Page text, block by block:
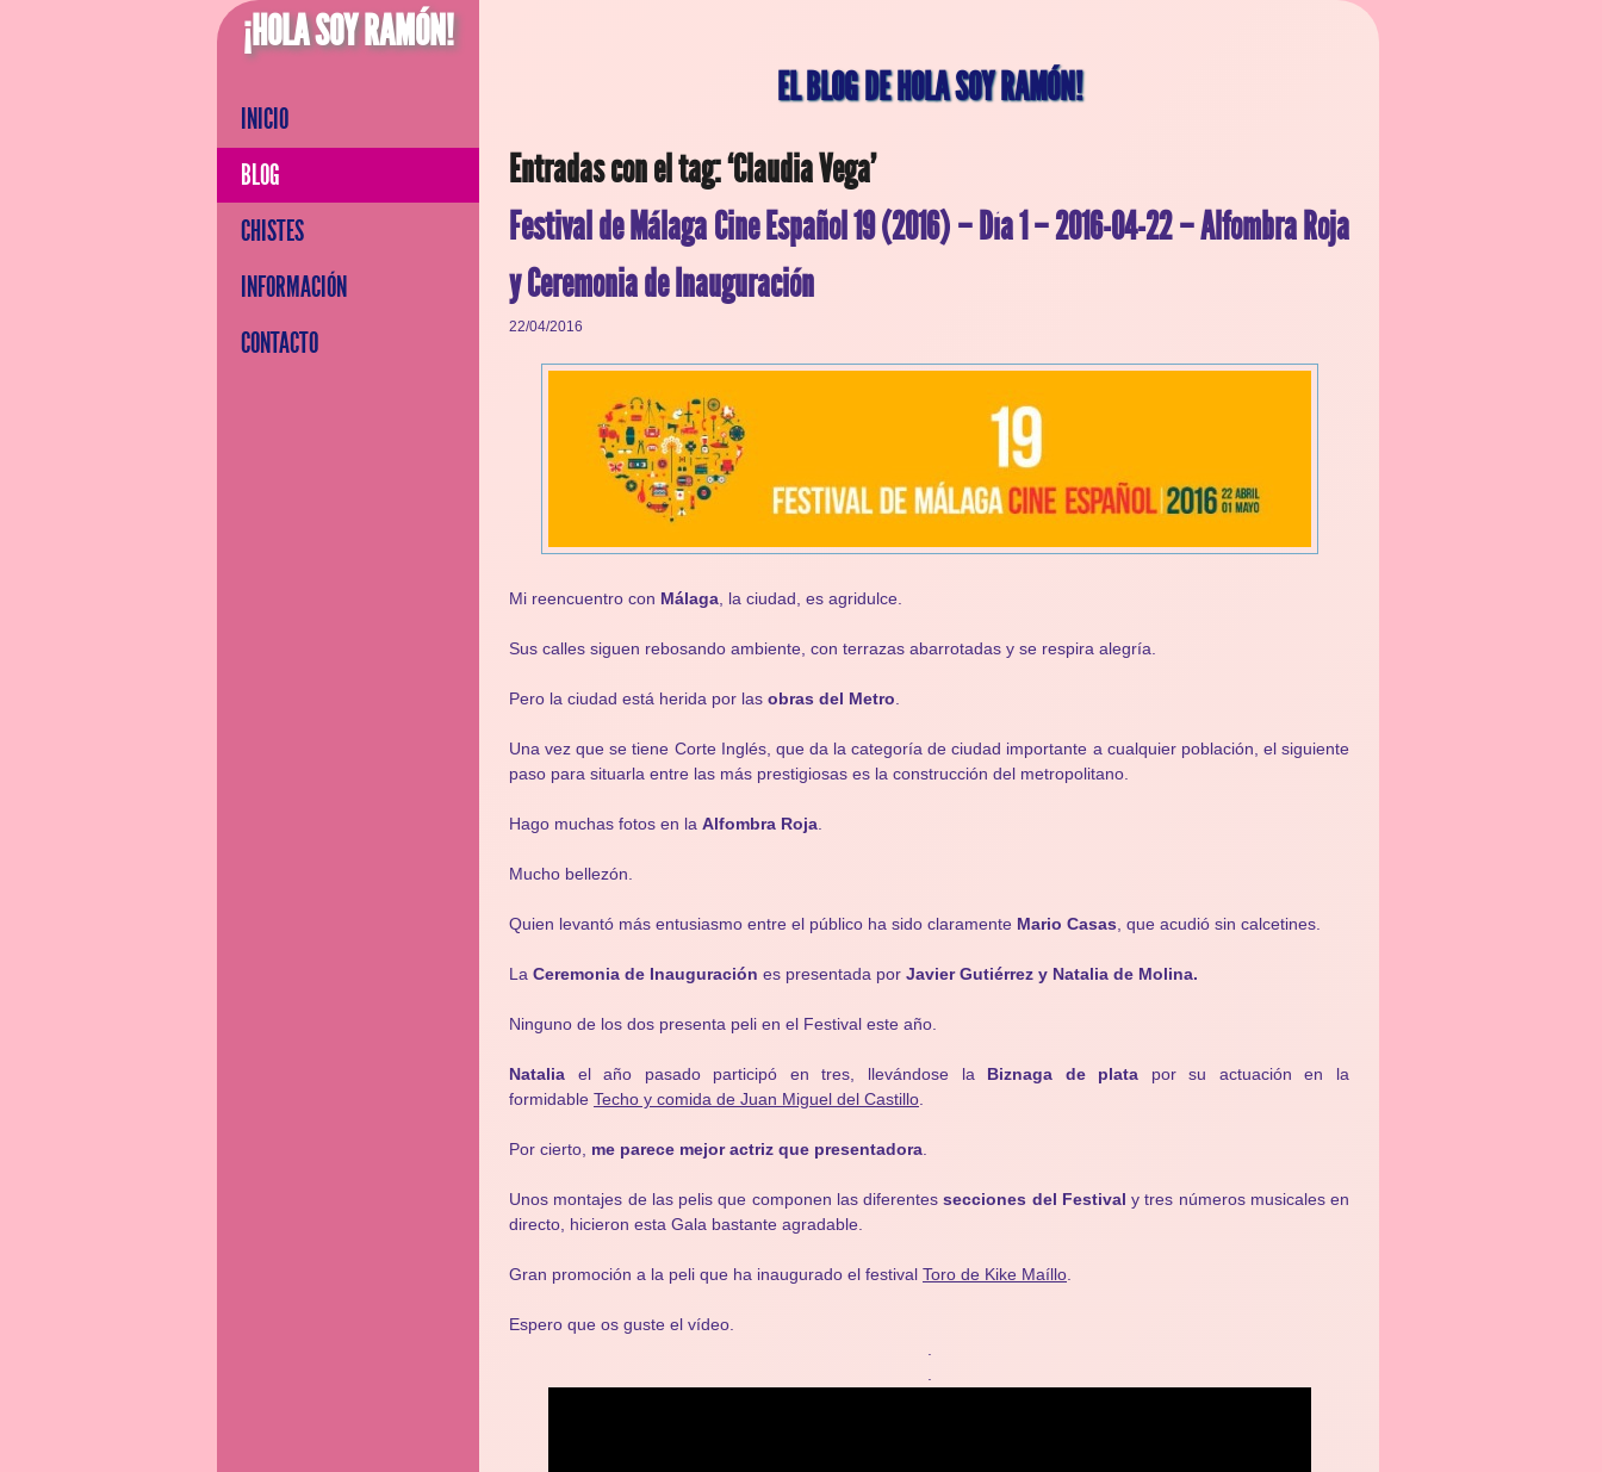
¡HOLA SOY RAMÓN!
INICIO
BLOG
CHISTES
INFORMACIÓN
CONTACTO
EL BLOG DE HOLA SOY RAMÓN!
Entradas con el tag: ‘Claudia Vega’
Festival de Málaga Cine Español 19 (2016) – Día 1 – 2016-04-22 – Alfombra Roja
y Ceremonia de Inauguración
22/04/2016
Mi reencuentro con Málaga , la ciudad, es agridulce.
Sus calles siguen rebosando ambiente, con terrazas abarrotadas y se respira alegría.
Pero la ciudad está herida por las obras del Metro
Una vez que se tiene Corte Inglés, que da la categoría de ciudad importante a cualquier población, el siguiente
paso para situarla entre las más prestigiosas es la construcción del metropolitano.
Hago muchas fotos en la Alfombra Roja
Mucho bellezón.
Quien levantó más entusiasmo entre el público ha sido claramente Mario Casas , que acudió sin calcetines.
La Ceremonia de Inauguración es presentada por Javier Gutiérrez y Natalia de Molina.
Ninguno de los dos presenta peli en el Festival este año.
Natalia el año pasado participó en tres, llevándose la Biznaga de plata por su actuación en la
formidable Techo y comida de Juan Miguel del Castillo
Por cierto, me parece mejor actriz que presentadora
Unos montajes de las pelis que componen las diferentessecciones del Festival y tres números musicales en
directo, hicieron esta Gala bastante agradable.
Gran promoción a la peli que ha inaugurado el festival Toro de Kike Maíllo
Espero que os guste el vídeo.